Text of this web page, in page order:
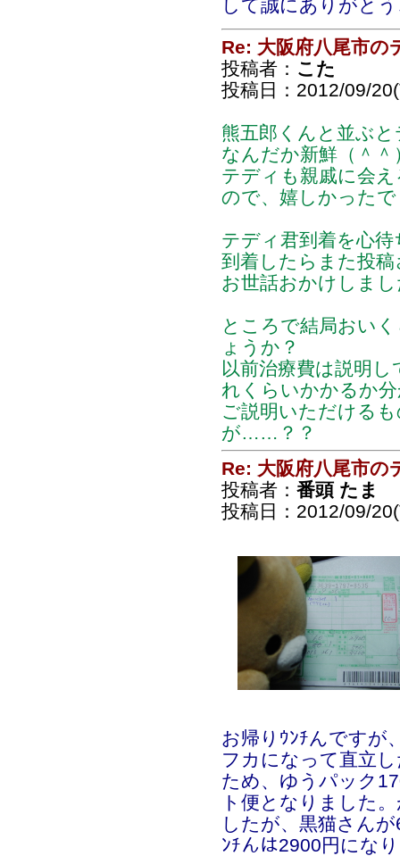
して誠にありがと
Re: 大阪府八尾市の
投稿者： こた
投稿日：2012/09/
熊五郎くんと並ぶ
なんだか新鮮（＾＾
テディも親戚に会
ので、嬉しかった
テディ君到着を心
到着したらまた投
お世話おかけしま
ところで結局おい
ょうか？
以前治療費は説明
れくらいかかるか
ご説明いただける
が……？？
Re: 大阪府八尾市の
投稿者： 番頭 たま
投稿日：2012/09/
お帰りｳﾝﾁんですが
フカになって直立
ため、ゆうパック
ト便となりました
したが、黒猫さん
ﾝﾁんは2900円にな